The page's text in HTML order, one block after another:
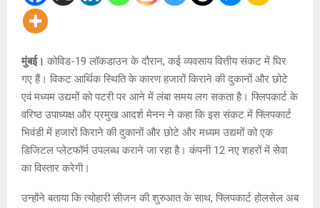
मुंबई। कोविड-19 लॉकडाउन के दौरान, कई व्यवसाय वित्तीय संकट में घिर
गए हैं। विकट आर्थिक स्थिति के कारण हजारों किराने की दुकानों और छोटे
एवं मध्यम उद्यमों को पटरी पर आने में लंबा समय लग सकता है। फ्लिपकार्ट के
वरिष्ठ उपाध्यक्ष और प्रमुख आदर्श मेनन ने कहा कि इस संकट में फ्लिपकार्ट
भिवंडी में हजारों किराने की दुकानों और छोटे और मध्यम उद्यमों को एक
डिजिटल प्लेटफॉर्म उपलब्ध कराने जा रहा है। कंपनी 12 नए शहरों में सेवा
का विस्तार करेगी।
उन्होंने बताया कि त्योहारी सीजन की शुरुआत के साथ, फ्लिपकार्ट होलसेल अब